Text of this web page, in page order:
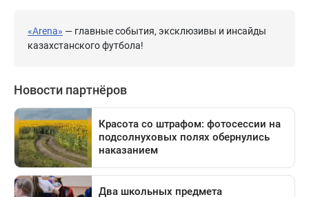
«Arena» — главные события, эксклюзивы и инсайды
казахстанского футбола!